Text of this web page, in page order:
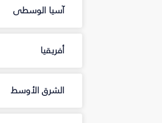
آسيا الوسطى
أفريقيا
الشرق الأوسط